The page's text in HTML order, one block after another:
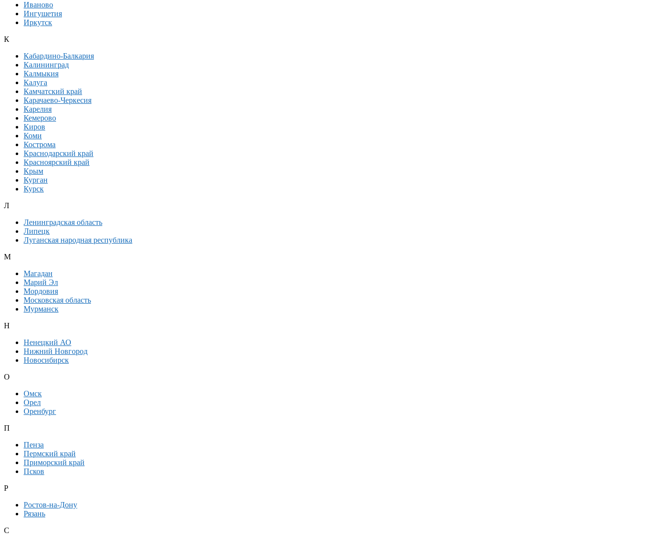
Иваново
Ингушетия
Иркутск
К
Кабардино-Балкария
Калининград
Калмыкия
Калуга
Камчатский край
Карачаево-Черкесия
Карелия
Кемерово
Киров
Коми
Кострома
Краснодарский край
Красноярский край
Крым
Курган
Курск
Л
Ленинградская область
Липецк
Луганская народная республика
М
Магадан
Марий Эл
Мордовия
Московская область
Мурманск
Н
Ненецкий АО
Нижний Новгород
Новосибирск
О
Омск
Орел
Оренбург
П
Пенза
Пермский край
Приморский край
Псков
Р
Ростов-на-Дону
Рязань
С